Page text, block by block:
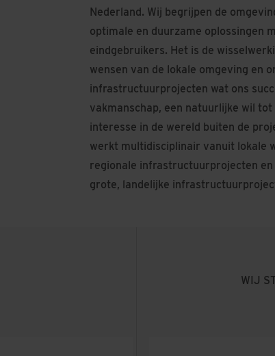
Nederland. Wij begrijpen de
optimale en duurzame oplossingen
eindgebruikers. Het is de
wensen van de lokale omgeving en
infrastructuurprojecten wat ons
vakmanschap, een natuurlijke wil
interesse in de wereld buiten de
werkt multidisciplinair vanuit lokale
regionale infrastructuurprojecten
grote, landelijke
WIJ